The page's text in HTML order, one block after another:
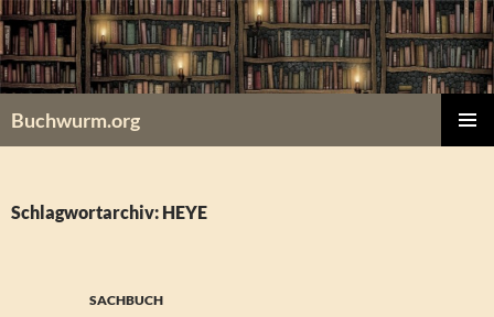
Zum
Inhalt
springen
Buchwurm.org
Schlagwortarchiv: HEYE
SACHBUCH